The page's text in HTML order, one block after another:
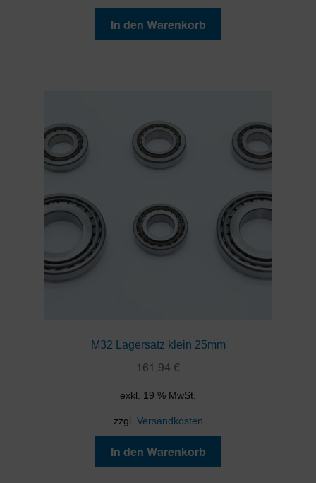
In den Warenkorb
M32 Lagersatz klein 25mm
161,94 €
exkl. 19 % MwSt.
zzgl. Versandkosten
In den Warenkorb